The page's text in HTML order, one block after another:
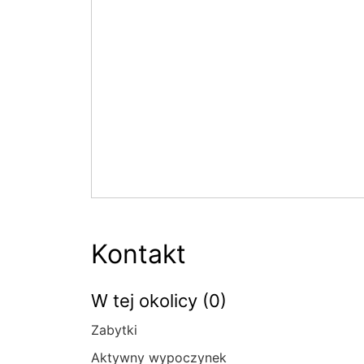
Kontakt
W tej okolicy (0)
Zabytki
Aktywny wypoczynek